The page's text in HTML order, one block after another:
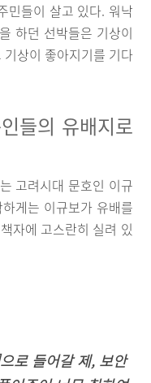
민들이 살고 있다. 워낙
하던 선박들은 기상이
상이 좋아지기를 기다
들의 유배지로
고려시대 문호인 이규
게는 이규보가 유배를
자에 고스란히 실려 있
로 들어갈 제, 보안